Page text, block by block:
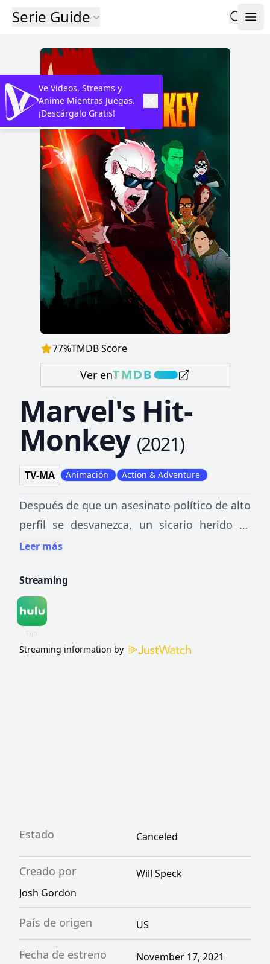
Serie Guide
77%TMDB Score
Ver en
Marvel's Hit-
Monkey (2021)
TV-MA Animación Action & Adventure
Después de que un asesinato político de alto
perfil se desvanezca, un sicario herido se
esconde entre una tribu de monos de nieve
Leer más
Streaming
Streaming information by
Estado Canceled
Creado por
Will Speck
Josh Gordon
País de origen US
Fecha de estreno November 17, 2021
Ve Videos, Streams y
Anime Mientras Juegas.
¡Descárgalo Gratis!